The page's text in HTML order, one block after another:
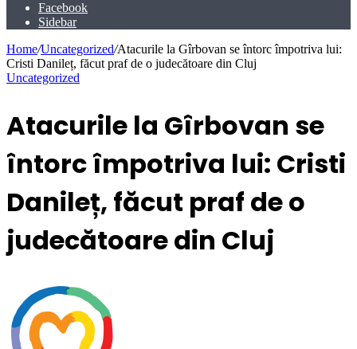
Facebook
Sidebar
Home/Uncategorized/Atacurile la Gîrbovan se întorc împotriva lui:
Cristi Danileț, făcut praf de o judecătoare din Cluj
Uncategorized
Atacurile la Gîrbovan se
întorc împotriva lui: Cristi
Danileț, făcut praf de o
judecătoare din Cluj